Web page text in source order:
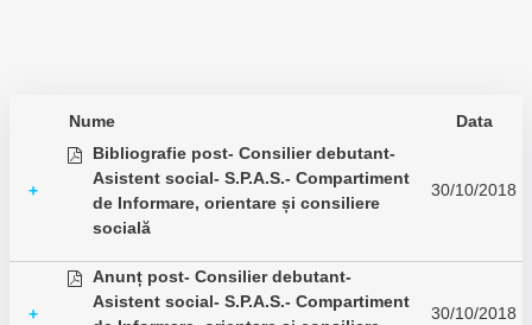
Nume Data
+
Bibliografie post- Consilier debutant-
Asistent social- S.P.A.S.- Compartiment
de Informare, orientare și consiliere
socială
30/10/2018
+
Anunț post- Consilier debutant-
Asistent social- S.P.A.S.- Compartiment
30/10/2018